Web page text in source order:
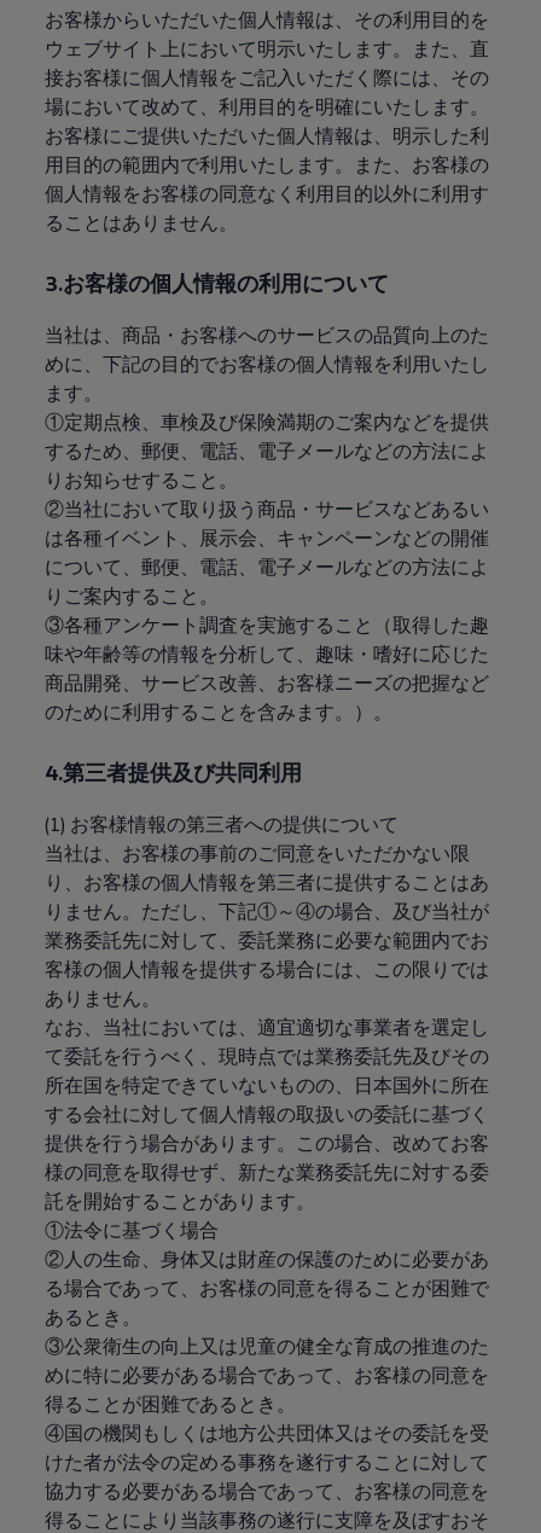
カスタマーポータル 登録・ログイン
Match Maker 登録・ログイン
補助金・エコカー優遇制度
補助金・エコカー優遇制度
ID.4
Golf
Golf Variant
Passat
ID. Buzz
アフターサービス
サービスと純正部品
点検と車検
修理と点検
ホイールとタイヤ
路上故障に関するサポート
Lifestyle & goods
Car Navigation System
Drive Recorder
お客様情報
リサイクルへの取組み
警告灯とインジケーターランプ
特定整備情報
ユーザーガイド
運転上の注意
自動車リサイクル法
ロイヤリティプログラム
安心プログラム
メンテナンスプログラム
延長保証ウォルフィサポート
認定中古車
延長保証サービスガイド
9つの約束
スマート買取
キャンペーン/ファイナンスプログラム
フォルクスワーゲンについて
企業情報
会社概要
会社概要EN
正規ディーラー地域別採用情報
倫理・リスク管理・コンプライアンス
プレスリリース
2025
2024
2023
2022
2021
2020
2019
2018
2017
2016
2015
リコール関連情報
セーフティ マイスター
お客様からいただいた個人情報は、その利用目的を
ウェブサイト上において明示いたします。また、直
接お客様に個人情報をご記入いただく際には、その
場において改めて、利用目的を明確にいたします。
お客様にご提供いただいた個人情報は、明示した利
用目的の範囲内で利用いたします。また、お客様の
個人情報をお客様の同意なく利用目的以外に利用す
ることはありません。
3.お客様の個人情報の利用について
当社は、商品・お客様へのサービスの品質向上のた
めに、下記の目的でお客様の個人情報を利用いたし
ます。
①定期点検、車検及び保険満期のご案内などを提供
するため、郵便、電話、電子メールなどの方法によ
りお知らせすること。
②当社において取り扱う商品・サービスなどあるい
は各種イベント、展示会、キャンペーンなどの開催
について、郵便、電話、電子メールなどの方法によ
りご案内すること。
③各種アンケート調査を実施すること（取得した趣
味や年齢等の情報を分析して、趣味・嗜好に応じた
商品開発、サービス改善、お客様ニーズの把握など
のために利用することを含みます。）。
4.第三者提供及び共同利用
(1) お客様情報の第三者への提供について
当社は、お客様の事前のご同意をいただかない限
り、お客様の個人情報を第三者に提供することはあ
りません。ただし、下記①～④の場合、及び当社が
業務委託先に対して、委託業務に必要な範囲内でお
客様の個人情報を提供する場合には、この限りでは
ありません。
なお、当社においては、適宜適切な事業者を選定し
て委託を行うべく、現時点では業務委託先及びその
所在国を特定できていないものの、日本国外に所在
する会社に対して個人情報の取扱いの委託に基づく
提供を行う場合があります。この場合、改めてお客
様の同意を取得せず、新たな業務委託先に対する委
託を開始することがあります。
①法令に基づく場合
②人の生命、身体又は財産の保護のために必要があ
る場合であって、お客様の同意を得ることが困難で
あるとき。
③公衆衛生の向上又は児童の健全な育成の推進のた
めに特に必要がある場合であって、お客様の同意を
得ることが困難であるとき。
④国の機関もしくは地方公共団体又はその委託を受
けた者が法令の定める事務を遂行することに対して
協力する必要がある場合であって、お客様の同意を
得ることにより当該事務の遂行に支障を及ぼすおそ